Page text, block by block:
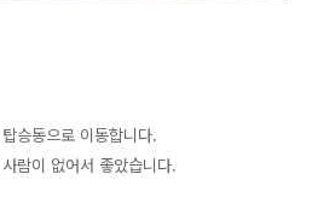
승동으로 이동합니다.
람이 없어서 좋았습니다.